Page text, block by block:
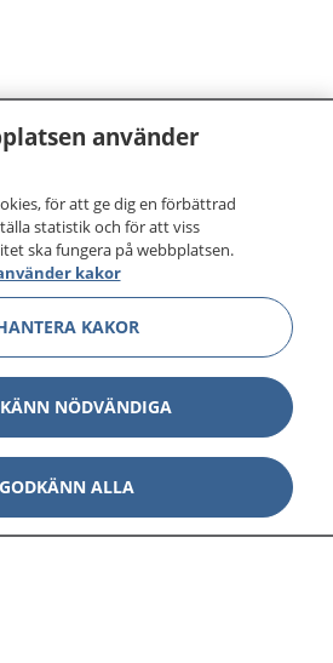
använder
för att ge dig en förbättrad
statistik och för att viss
ska fungera på webbplatsen.
kakor
KAKOR
NÖDVÄNDIGA
GODKÄNN ALLA